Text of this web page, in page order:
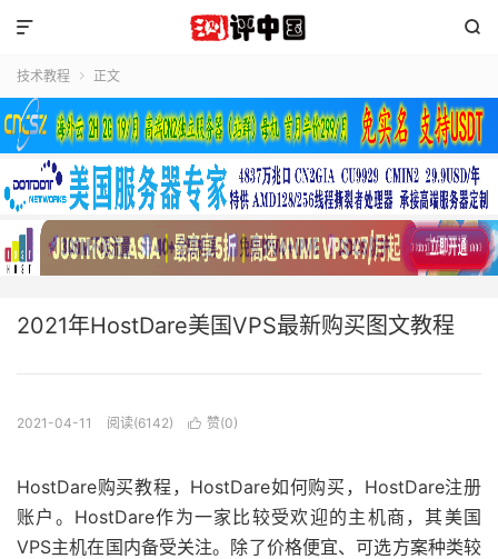


技术教程  正文
2021年HostDare美国VPS最新购买图文教程
2021-04-11 阅读(6142)  赞(0)
HostDare购买教程，HostDare如何购买，HostDare注册
账户。HostDare作为一家比较受欢迎的主机商，其美国
VPS主机在国内备受关注。除了价格便宜、可选方案种类较